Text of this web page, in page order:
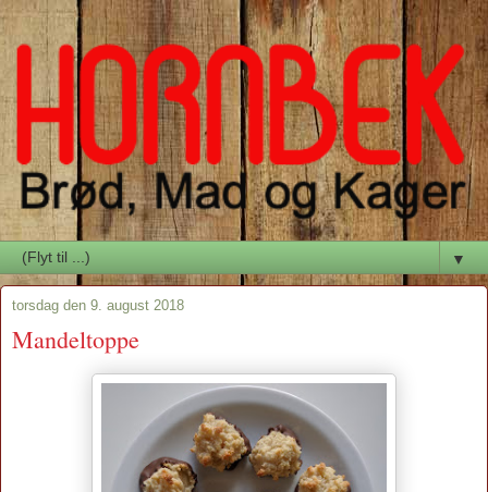
▼
torsdag den 9. august 2018
Mandeltoppe